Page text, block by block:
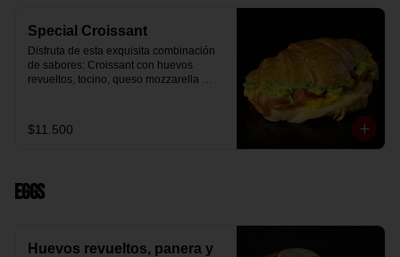
Special Croissant
Disfruta de esta exquisita combinación
de sabores: Croissant con huevos
revueltos, tocino, queso mozzarella
$11.500
Eggs
Huevos revueltos, panera y